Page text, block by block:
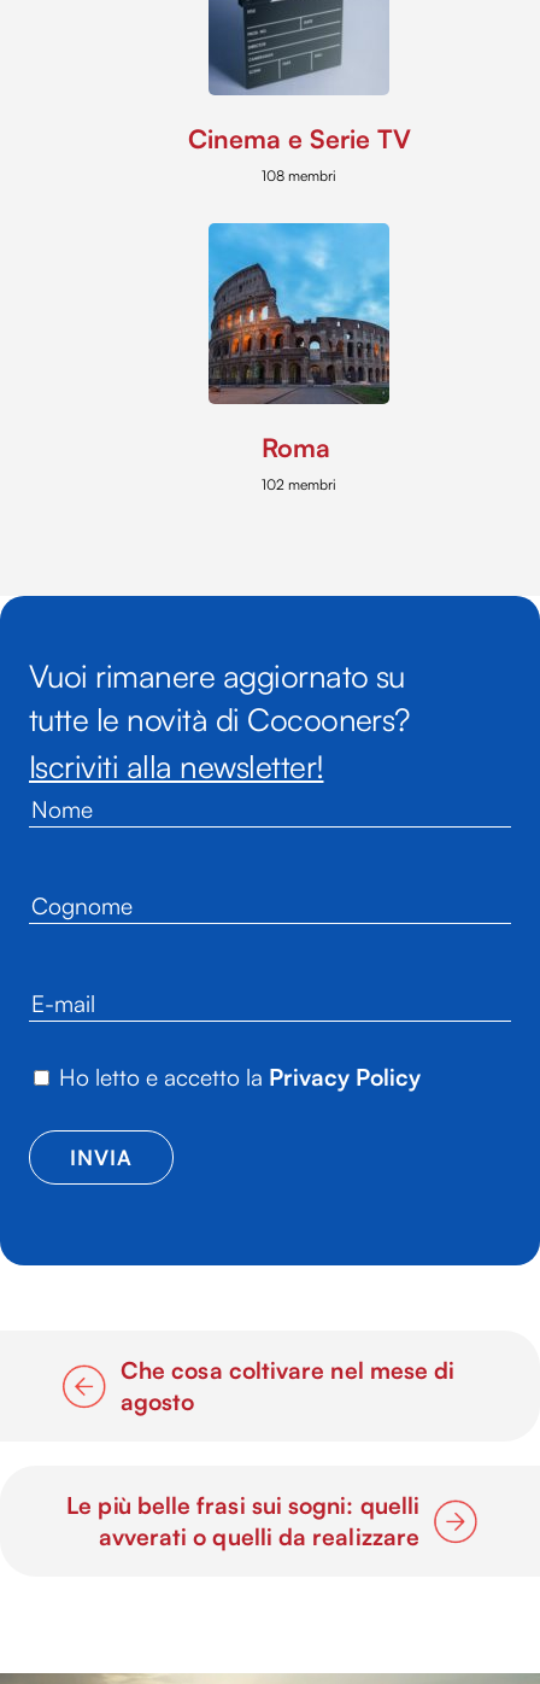
Cinema e Serie TV
108 membri
Roma
102 membri
Vuoi rimanere aggiornato su
tutte le novità di Cocooners?
Iscriviti alla newsletter!
Ho letto e accetto la Privacy Policy
Che cosa coltivare nel mese di
agosto
Le più belle frasi sui sogni: quelli
avverati o quelli da realizzare